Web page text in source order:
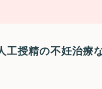
工授精の不妊治療